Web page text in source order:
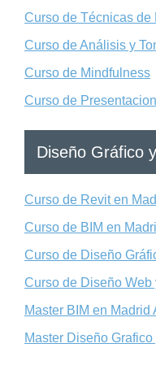
Curso de Técnicas de
Curso de Análisis y
Curso de Mindfulness
Curso de
Diseño Gráfico
Curso de Revit en
Curso de BIM en
Curso de Diseño
Curso de Diseño Web
Master BIM en Madrid
Master Diseño